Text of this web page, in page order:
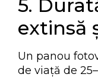
5.
extinsă
Un panou
de viață de